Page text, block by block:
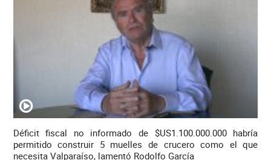
Déficit fiscal no informado de $US1.100.000.000 habría
permitido construir 5 muelles de crucero como el que
necesita Valparaíso, lamentó Rodolfo García